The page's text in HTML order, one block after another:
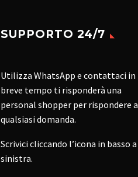
SUPPORTO 24/7
Utilizza WhatsApp e contattaci in
breve tempo ti risponderà una
personal shopper per rispondere a
qualsiasi domanda.
Scrivici cliccando l’icona in basso a
sinistra.